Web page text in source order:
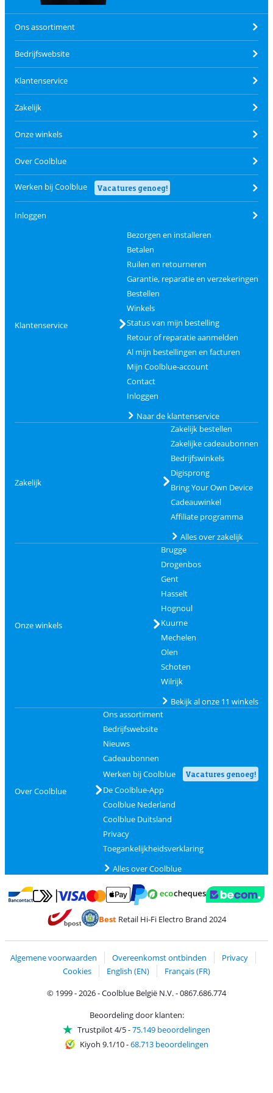
Ons assortiment
Bedrijfswebsite
Klantenservice
Zakelijk
Onze winkels
Over Coolblue
Werken bij Coolblue Vacatures genoeg!
Inloggen
Klantenservice
Bezorgen en installeren
Betalen
Ruilen en retourneren
Garantie, reparatie en verzekeringen
Bestellen
Winkels
Status van mijn bestelling
Retour of reparatie aanmelden
Al mijn bestellingen en facturen
Mijn Coolblue-account
Contact
Inloggen
Naar de klantenservice
Zakelijk
Zakelijk bestellen
Zakelijke cadeaubonnen
Bedrijfswinkels
Digisprong
Bring Your Own Device
Cadeauwinkel
Affiliate programma
Alles over zakelijk
Onze winkels
Brugge
Drogenbos
Gent
Hasselt
Hognoul
Kuurne
Mechelen
Olen
Schoten
Wilrijk
Bekijk al onze 11 winkels
Over Coolblue
Ons assortiment
Bedrijfswebsite
Nieuws
Cadeaubonnen
Werken bij Coolblue
Vacatures genoeg!
De Coolblue-App
Coolblue Nederland
Coolblue Duitsland
Privacy
Toegankelijkheidsverklaring
Alles over Coolblue
Betalen met Bancontact
Betalen met MasterCard en Visa via ClickToPay
BestRetail Hi-Fi Electro Brand 2024
Algemene voorwaarden Overeenkomst ontbinden
Privacy
Cookies
English (EN)
Français (FR)
© 1999 - 2026 - Coolblue België N.V. - 0867.686.774
Beoordeling door klanten:
Trustpilot 4/5-75.149 beoordelingen
Kiyoh 9.1/10-68.713 beoordelingen